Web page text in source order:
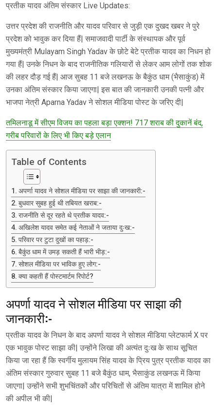
प्रतीक यादव अंतिम संस्कार Live Updates:
उत्तर प्रदेश की राजनीति और यादव परिवार से जुड़ी एक दुखद खबर ने पुरे
प्रदेश को भावुक कर दिया हैं| समाजवादी पार्टी के संस्थापक और पूर्व
मुख्यमंत्री Mulayam Singh Yadav के छोटे बेटे प्रतीक यादव का निधन हो
गया हैं| उनके निधन के बाद राजनीतिक गलियारों से लेकर आम लोगों तक शोक
की लहर दौड़ गई हैं| आज सुबह 11 बजे लखनऊ के बैकुंठ धाम (भैसाकुंड) में
उनका अंतिम संस्कार किया जाएगा| इस बात की जानकारी उनकी पत्नी और
भाजपा नेत्री Aparna Yadav ने सोशल मीडिया पोस्ट के जरिए दी|
तमिलनाडू में सीएम विजय का पहला बड़ा एक्शन! 717 शराब की दुकानें बंद,
गरीब परिवारों के लिए भी किए बड़े एलान
Table of Contents
अपर्णा यादव ने सोशल मीडिया पर साझा की जानकारी:-
बुधवार सुबह हुई थी तबियत खराब:-
राजनीति से दूर रहते थे प्रतीक यादव:-
अखिलेश यादव समेत कई नेताओं ने जताया दुःख:-
परिवार पर टुटा दुखों का पहाड़:-
बैकुंठ धाम में उमड़ सकती हैं भारी भीड़:-
सोशल मीडिया पर भाविक हुए लोग:-
क्या कहती हैं पोस्टमार्टम रिपोर्ट?
अपर्णा यादव ने सोशल मीडिया पर साझा की
जानकारी:-
प्रतीक यादव के निधन के बाद अपर्णा यादव ने सोशल मीडिया प्लेटफार्म X पर
एक भावुक पोस्ट साझा की| उन्होंने लिखा की अत्यंत दुःख के साथ सूचित
किया जा रहा हैं कि स्वर्गीय मुलायम सिंह यादव के प्रिय पुत्र प्रतीक यादव का
अंतिम संस्कार गुरुवार सुबह 11 बजे बैकुंठ धाम, भैसाकुंड लखनऊ में किया
जाएगा| उन्होंने सभी शुभचिंतकों और परिचितों से अंतिम यात्रा में शामिल होने
की अपील भी की|